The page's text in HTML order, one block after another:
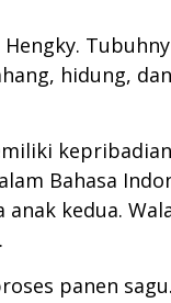
hidung,
Bahasa
kedua.
panen